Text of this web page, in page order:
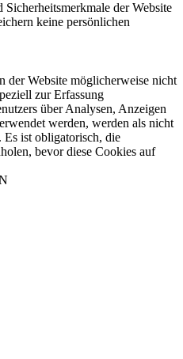
der Website
keine persönlichen
Website möglicherweise nicht
zur Erfassung
über Analysen, Anzeigen
werden, werden als nicht
Es ist obligatorisch, die
bevor diese Cookies auf